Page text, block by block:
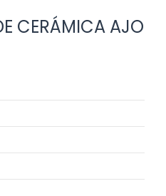
CERÁMICA AJO